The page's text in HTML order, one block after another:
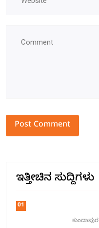
ಇತ್ತೀಚಿನ ಸುದ್ದಿಗಳು
01
ಕುಂದಾಪುರ